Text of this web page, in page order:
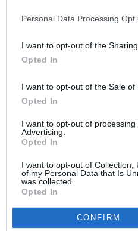
Personal Data Processing Opt
I want to opt-out of the
Opted In
I want to opt-out of the Sale of
Opted In
I want to opt-out of
Advertising.
Opted In
I want to opt-out of Collection,
of my Personal Data that Is
was collected.
Opted In
CONFIRM
REMIS RETRO
Lietuvos